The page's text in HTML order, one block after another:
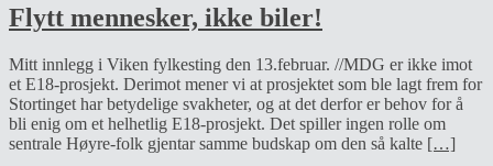
Flytt mennesker, ikke biler!
Mitt innlegg i Viken fylkesting den 13.februar. //MDG er ikke imot
et E18-prosjekt. Derimot mener vi at prosjektet som ble lagt frem for
Stortinget har betydelige svakheter, og at det derfor er behov for å
bli enig om et helhetlig E18-prosjekt. Det spiller ingen rolle om
sentrale Høyre-folk gjentar samme budskap om den så kalte […]